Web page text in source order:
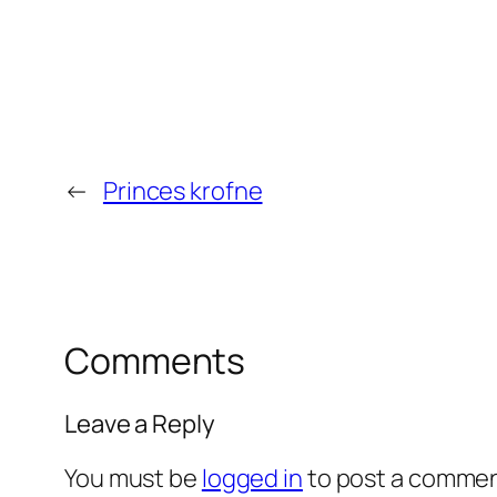
← Princes krofne
Comments
Leave a Reply
You must be logged into post a